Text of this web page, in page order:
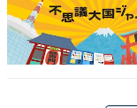
・
【お金編】地方出